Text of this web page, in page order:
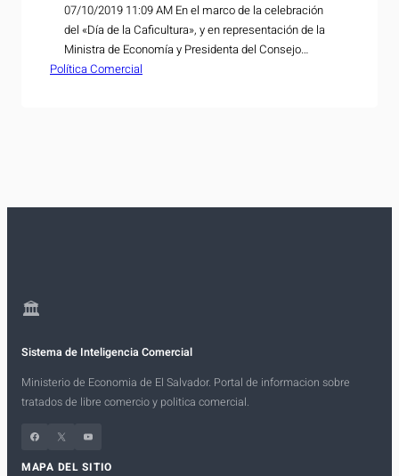
07/10/2019 11:09 AM En el marco de la celebración
del «Día de la Caficultura», y en representación de la
Ministra de Economía y Presidenta del Consejo
Nacional de Calidad (CNC), María Luisa Hayem, el
Política Comercial
🏛
Sistema de Inteligencia Comercial
Ministerio de Economia de El Salvador. Portal de informacion sobre
tratados de libre comercio y politica comercial.
Facebook X
YouTube
MAPA DEL SITIO